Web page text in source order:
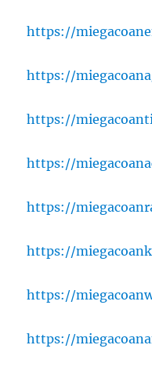
https://
https://
https://
https://
https://
https://
https://
https://